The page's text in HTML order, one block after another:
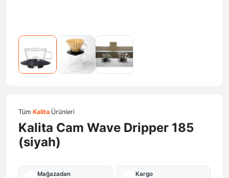
Tüm Kalita Ürünleri
Kalita Cam Wave Dripper 185
(siyah)
Mağazadan
Kargo